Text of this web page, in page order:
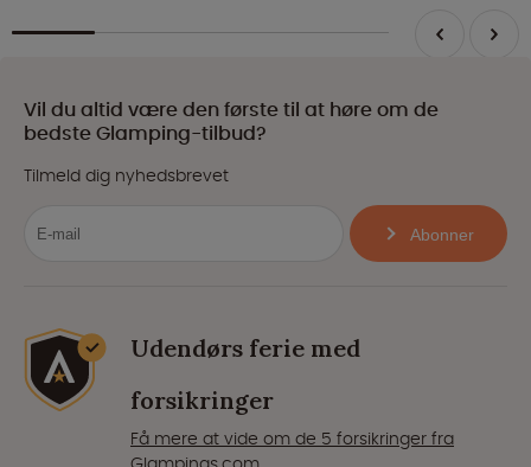
Vil du altid være den første til at høre om de
bedste Glamping-tilbud?
Tilmeld dig nyhedsbrevet
Abonner
Udendørs ferie med
forsikringer
Få mere at vide om de 5 forsikringer fra